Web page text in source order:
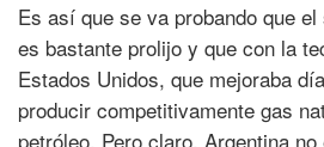
Es así que se va probando que
es bastante prolijo y que con la
Estados Unidos, que mejoraba
producir competitivamente gas
petróleo. Pero claro, Argentina